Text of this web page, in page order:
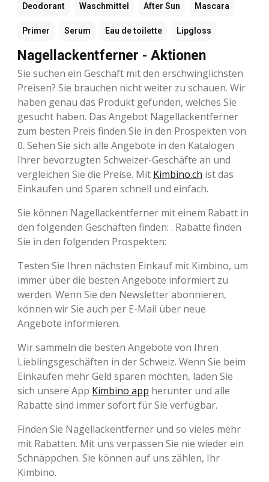
Deodorant Waschmittel After Sun Mascara
Primer Serum Eau de toilette Lipgloss
Nagellackentferner - Aktionen
Sie suchen ein Geschäft mit den erschwinglichsten
Preisen? Sie brauchen nicht weiter zu schauen. Wir
haben genau das Produkt gefunden, welches Sie
gesucht haben. Das Angebot Nagellackentferner
zum besten Preis finden Sie in den Prospekten von
0. Sehen Sie sich alle Angebote in den Katalogen
Ihrer bevorzugten Schweizer-Geschäfte an und
vergleichen Sie die Preise. Mit Kimbino.ch ist das
Einkaufen und Sparen schnell und einfach.
Sie können Nagellackentferner mit einem Rabatt in
den folgenden Geschäften finden: . Rabatte finden
Sie in den folgenden Prospekten:
Testen Sie Ihren nächsten Einkauf mit Kimbino, um
immer über die besten Angebote informiert zu
werden. Wenn Sie den Newsletter abonnieren,
können wir Sie auch per E-Mail über neue
Angebote informieren.
Wir sammeln die besten Angebote von Ihren
Lieblingsgeschäften in der Schweiz. Wenn Sie beim
Einkaufen mehr Geld sparen möchten, laden Sie
sich unsere App Kimbino app herunter und alle
Rabatte sind immer sofort für Sie verfügbar.
Finden Sie Nagellackentferner und so vieles mehr
mit Rabatten. Mit uns verpassen Sie nie wieder ein
Schnäppchen. Sie können auf uns zählen, Ihr
Kimbino.